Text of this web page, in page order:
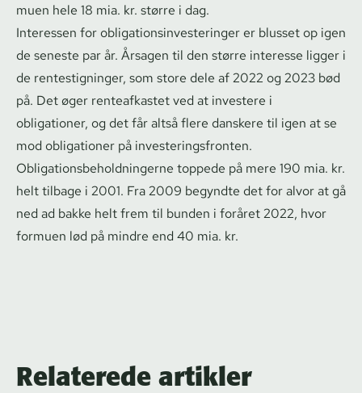
mu­en hele 18 mia. kr. større i dag.
Interessen for ob­liga­tions­in­ve­ste­rin­ger er blusset op igen
de seneste par år. Årsagen til den større interesse ligger i
de ren­testig­nin­ger, som store dele af 2022 og 2023 bød
på. Det øger renteafkastet ved at investere i
obligationer, og det får altså flere danskere til igen at se
mod obligationer på in­ve­ste­rings­fron­ten.
Ob­liga­tions­be­hold­nin­ger­ne toppede på mere 190 mia. kr.
helt tilbage i 2001. Fra 2009 begyndte det for alvor at gå
ned ad bakke helt frem til bunden i foråret 2022, hvor
formuen lød på mindre end 40 mia. kr.
Relaterede artikler